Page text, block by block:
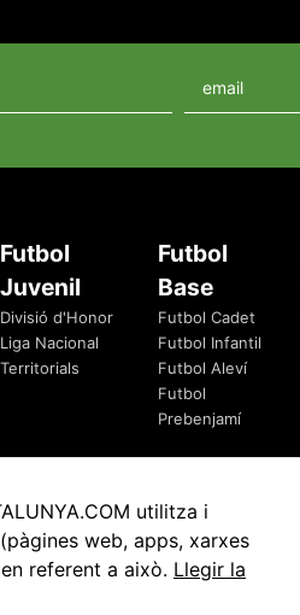
Futbol
Juvenil
Divisió d'Honor
Liga Nacional
Territorials
Futbol
Base
Futbol Cadet
Futbol Infantil
Futbol Aleví
Futbol
Prebenjamí
Privacitat Política de Cookies
utilitza i
web, apps, xarxes
referent a això. Llegir la